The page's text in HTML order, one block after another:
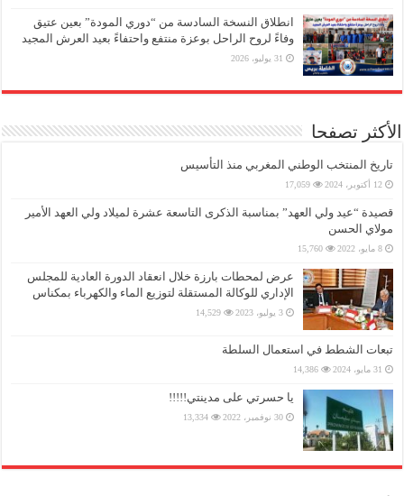
انطلاق النسخة السادسة من “دوري المودة” بعين عتيق
وفاءً لروح الراحل بوعزة منتفع واحتفاءً بعيد العرش المجيد
31 يوليو، 2026
الأكثر تصفحا
تاريخ المنتخب الوطني المغربي منذ التأسيس
12 أكتوبر، 2024 17,059
قصيدة “عيد ولي العهد” بمناسبة الذكرى التاسعة عشرة لميلاد ولي العهد الأمير
مولاي الحسن
8 مايو، 2022 15,760
عرض لمحطات بارزة خلال انعقاد الدورة العادية للمجلس
الإداري للوكالة المستقلة لتوزيع الماء والكهرباء بمكناس
3 يوليو، 2023 14,529
تبعات الشطط في استعمال السلطة
31 مايو، 2024 14,386
يا حسرتي على مدينتي!!!!!
30 نوفمبر، 2022 13,334